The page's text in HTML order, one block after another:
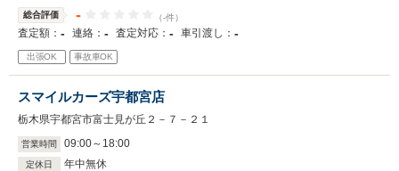
総合評価 - （-件）
査定額： - 連絡： - 査定対応： - 車引渡し： -
出張OK 事故車OK
スマイルカーズ宇都宮店
栃木県宇都宮市富士見が丘２－７－２１
営業時間 09:00～ 18:00
定休日
年中無休